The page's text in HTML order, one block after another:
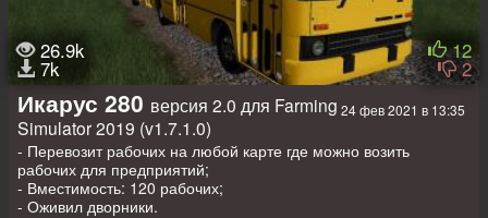
26.9k
7k
12
2
24 фев 2021 в 13:35
Икарус 280 версия 2.0 для Farming
Simulator 2019 (v1.7.1.0)
- Перевозит рабочих на любой карте где можно возить
рабочих для предприятий;
- Вместимость: 120 рабочих;
- Оживил дворники.